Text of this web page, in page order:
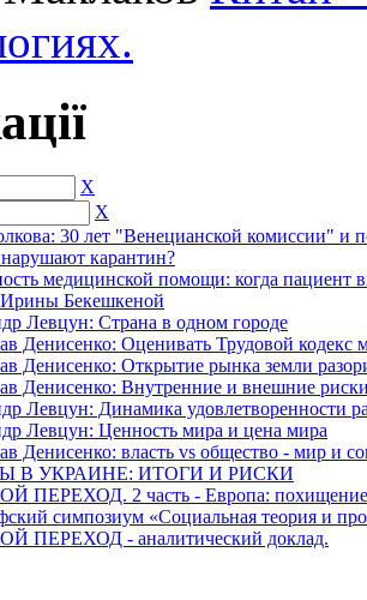
X
X
30 лет "Венецианской комиссии" и
карантин?
медицинской помощи: когда пациент
Бекешкеной
Левцун: Страна в одном городе
Денисенко: Оценивать Трудовой кодекс
Денисенко: Открытие рынка земли
Денисенко: Внутренние и внешние
Левцун: Динамика удовлетворенности
Левцун: Ценность мира и цена мира
Денисенко: власть vs общество - мир и
В УКРАИНЕ: ИТОГИ И РИСКИ
ПЕРЕХОД. 2 часть - Европа: похищение
симпозиум «Социальная теория и
ПЕРЕХОД - аналитический доклад.